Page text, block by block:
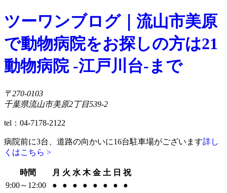
ツーワンブログ｜流山市美原
で動物病院をお探しの方は21
動物病院 -江戸川台-まで
〒270-0103
千葉県流山市美原2丁目539-2
tel：04-7178-2122
病院前に3台、道路の向かいに16台駐車場がございます詳し
くはこちら >
時間 月 火 水 木 金 土 日 祝
9:00～12:00
● ● ● ● ● ● ●
●